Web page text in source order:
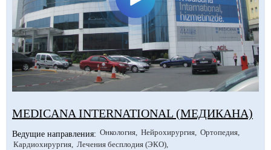
MEDICANA INTERNATIONAL (МЕДИКАНА)
Ведущие направления: Онкология Нейрохирургия Ортопедия
Кардиохирургия Лечения бесплодия (ЭКО)